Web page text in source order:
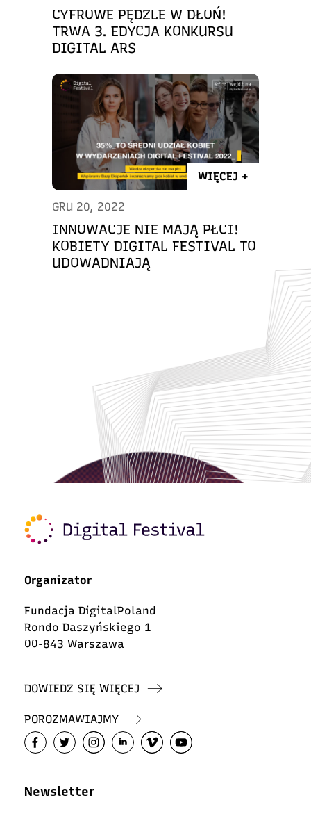
CYFROWE PĘDZLE W DŁOŃ!
TRWA 3. EDYCJA KONKURSU
DIGITAL ARS
WIĘCEJ +
GRU 20, 2022
INNOWACJE NIE MAJĄ PŁCI!
KOBIETY DIGITAL FESTIVAL TO
UDOWADNIAJĄ
Organizator
Fundacja DigitalPoland
Rondo Daszyńskiego 1
00-843 Warszawa
DOWIEDZ SIĘ WIĘCEJ
POROZMAWIAJMY
Newsletter